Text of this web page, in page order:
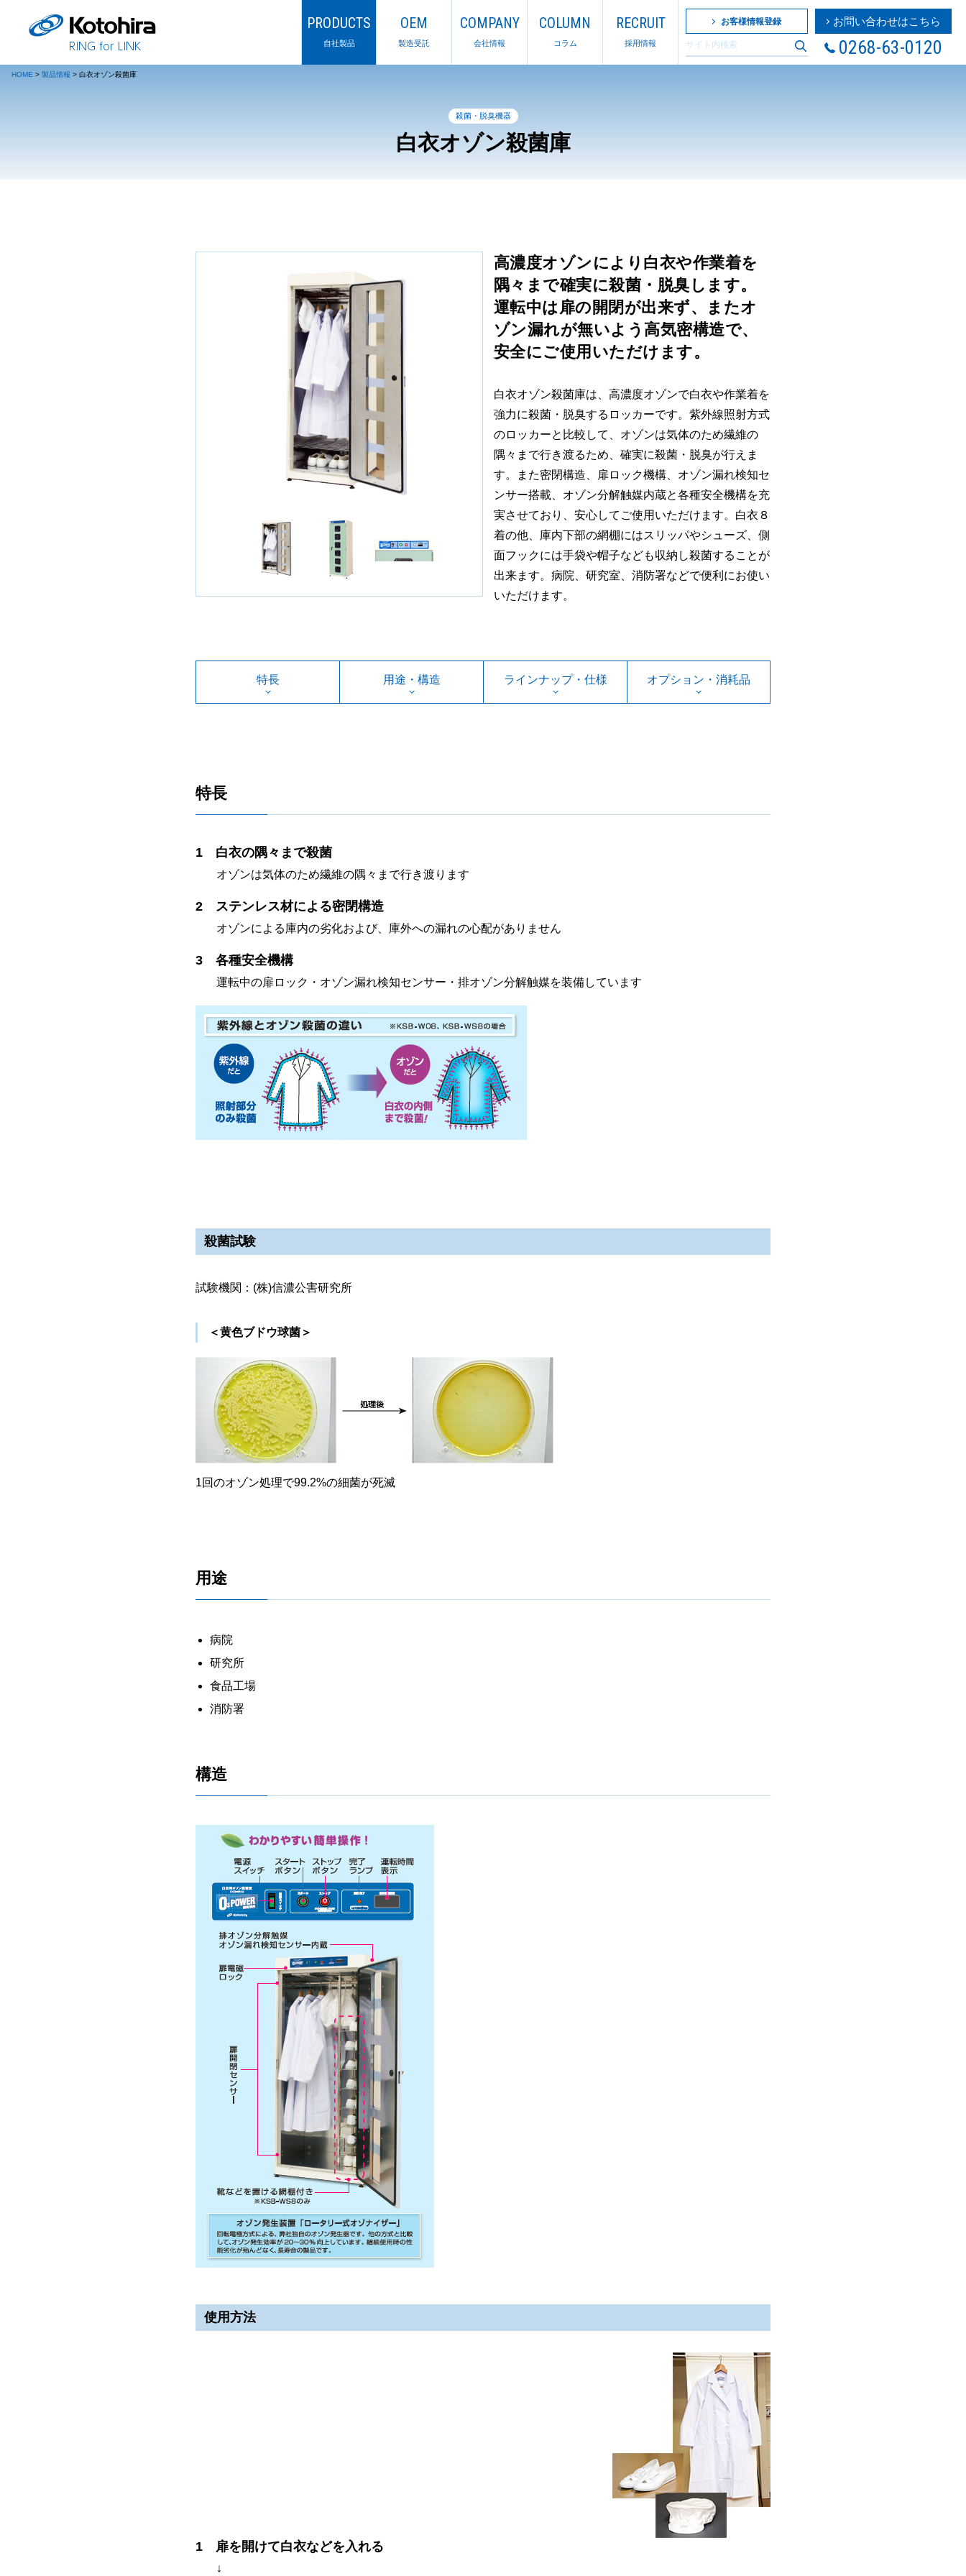
PRODUCTS
自社製品
OEM
製造受託
COMPANY
会社情報
COLUMN
コラム
RECRUIT
採用情報
お客様情報登録 お問い合わせはこちら
0268-63-0120
HOME > 製品情報 > 白衣オゾン殺菌庫
殺菌・脱臭機器
白衣オゾン殺菌庫
高濃度オゾンにより白衣や作業着を
隅々まで確実に殺菌・脱臭します。
運転中は扉の開閉が出来ず、またオ
ゾン漏れが無いよう高気密構造で、
安全にご使用いただけます。
白衣オゾン殺菌庫は、高濃度オゾンで白衣や作業着を
強力に殺菌・脱臭するロッカーです。紫外線照射方式
のロッカーと比較して、オゾンは気体のため繊維の
隅々まで行き渡るため、確実に殺菌・脱臭が行えま
す。また密閉構造、扉ロック機構、オゾン漏れ検知セ
ンサー搭載、オゾン分解触媒内蔵と各種安全機構を充
実させており、安心してご使用いただけます。白衣８
着の他、庫内下部の網棚にはスリッパやシューズ、側
面フックには手袋や帽子なども収納し殺菌することが
出来ます。病院、研究室、消防署などで便利にお使い
いただけます。
特長 用途・構造 ラインナップ・仕様 オプション・消耗品
特長
白衣の隅々まで殺菌
オゾンは気体のため繊維の隅々まで行き渡ります
ステンレス材による密閉構造
オゾンによる庫内の劣化および、庫外への漏れの心配がありません
各種安全機構
運転中の扉ロック・オゾン漏れ検知センサー・排オゾン分解触媒を装備しています
殺菌試験
試験機関：(株)信濃公害研究所
＜黄色ブドウ球菌＞
1回のオゾン処理で99.2%の細菌が死滅
用途
病院
研究所
食品工場
消防署
構造
使用方法
扉を開けて白衣などを入れる
↓